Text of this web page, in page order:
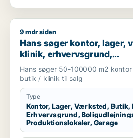
Hans søger kontor, lager,
9 mdr siden
Hans søger kontor, lager,
klinik, erhvervsgrund,
boligudlejningsejendom,
produktionslokaler eller
Region Sjælland
Hans søger 50-100000 m2
butik / klinik til salg
Type
Kontor, Lager, Værksted, Butik,
Erhvervsgrund,
Produktionslokaler, Garage